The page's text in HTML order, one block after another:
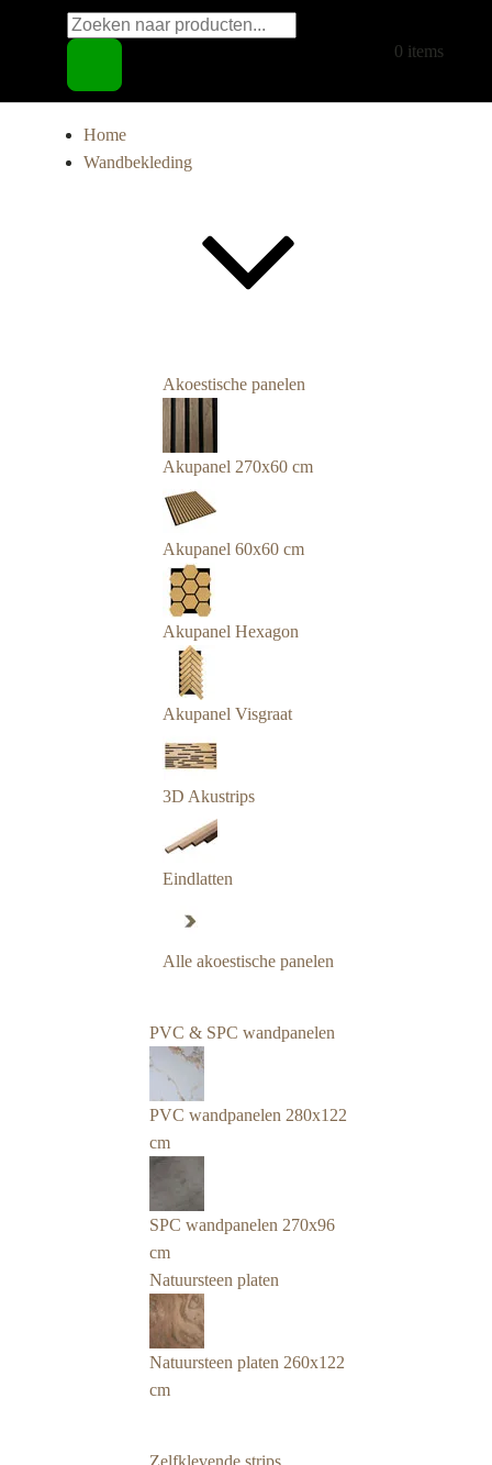
Producten
zoeken
0 items
Home
Wandbekleding
Akoestische panelen
Akupanel 270x60 cm
Akupanel 60x60 cm
Akupanel Hexagon
Akupanel Visgraat
3D Akustrips
Eindlatten
Alle akoestische panelen
PVC & SPC wandpanelen
PVC wandpanelen 280x122
cm
SPC wandpanelen 270x96
cm
Natuursteen platen
Natuursteen platen 260x122
cm
Zelfklevende strips